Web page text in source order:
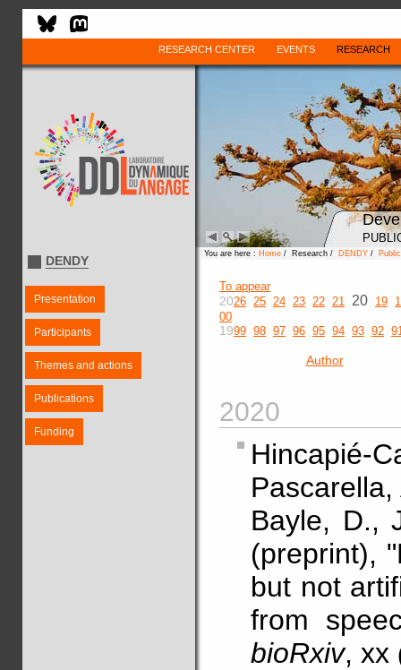
RESEARCH CENTER EVENTS RESEARCH
DENDY
Presentation
Participants
Themes and actions
Publications
Funding
You are here : Home / Research / DENDY /
To appear
2026 25 24 23 22 21 20 19
00
1999 98 97 96 95 94 93 92
Author
2020
Bayle, D.,
(preprint),
but not
from
bioRxiv, xx